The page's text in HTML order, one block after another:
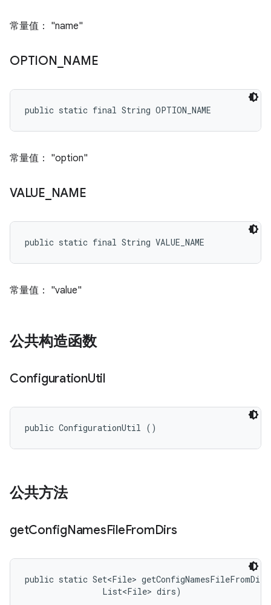
常量值： "name"
OPTION NAME
public static final String OPTION_NAME
常量值： "option"
VALUE NAME
public static final String VALUE_NAME
常量值： "value"
公共构造函数
ConfigurationUtil
public ConfigurationUtil ()
公共方法
getConfigNamesFileFromDirs
public static Set<File>
                List<File> dirs)